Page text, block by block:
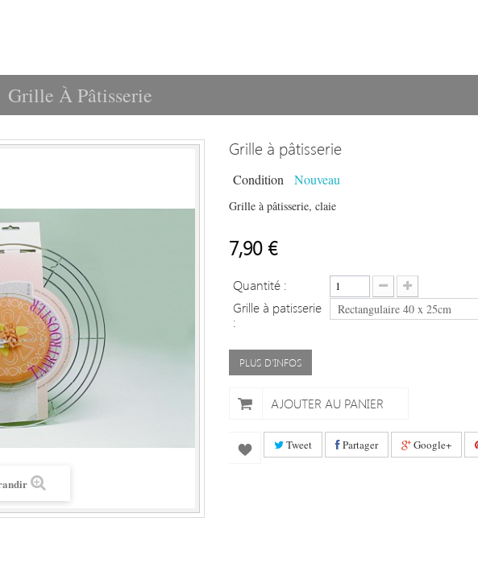
Grille À Pâtisserie
Grille à pâtisserie
Condition Nouveau
Grille à pâtisserie, claie
7,90 €
Quantité :
Grille à patisserie
:
Rectangulaire 40 x 25cm
PLUS D'INFOS
AJOUTER AU PANIER
Tweet Partager Google+